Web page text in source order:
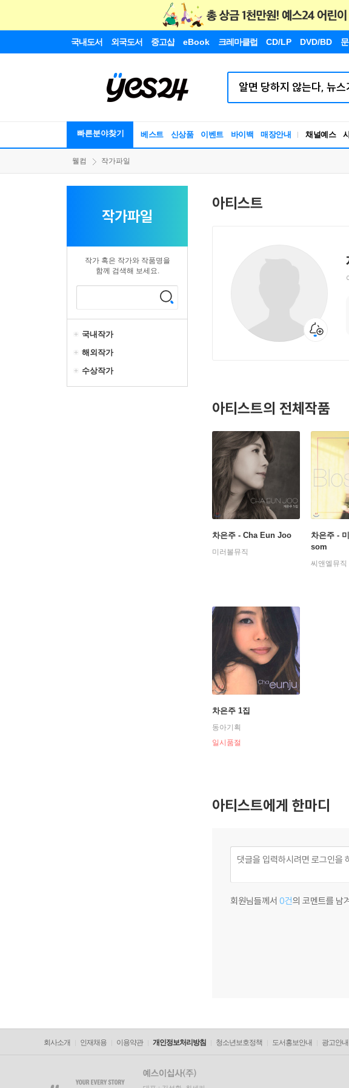
국내도서 외국도서 중고샵 eBook 크레마클럽 CD/LP DVD/BD
빠른분야찾기 베스트 신상품 이벤트 바이백 매장안내 채널예스
웰컴 작가파일
작가파일
작가 혹은 작가와 작품명을
함께 검색해 보세요.
국내작가
해외작가
수상작가
아티스트
아티스트의 전체작품
차은주 - Cha Eun Joo
미러볼뮤직
차은주 -
som
씨앤엘뮤직
차은주 1집
동아기획
일시품절
아티스트에게 한마디
회원님들께서 0건의 코멘트를 남
회사소개 인재채용 이용약관 개인정보처리방침 청소년보호정책 도서홍보안내 광고안내